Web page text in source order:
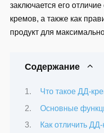
заключается его
кремов, а также как
продукт для
Содержание
Что такое ДД-
Основные
Как отличить